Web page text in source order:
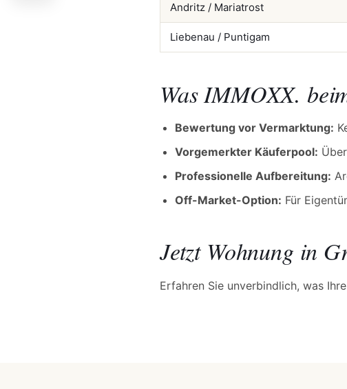
Andritz / Mariatrost
Liebenau / Puntigam
Was IMMOXX.
Bewertung vor Vermarktung:
Vorgemerkter Käuferpool:
Professionelle Aufbereitung:
Off-Market-Option: Für
Jetzt Wohnung in
Erfahren Sie unverbindlich, was